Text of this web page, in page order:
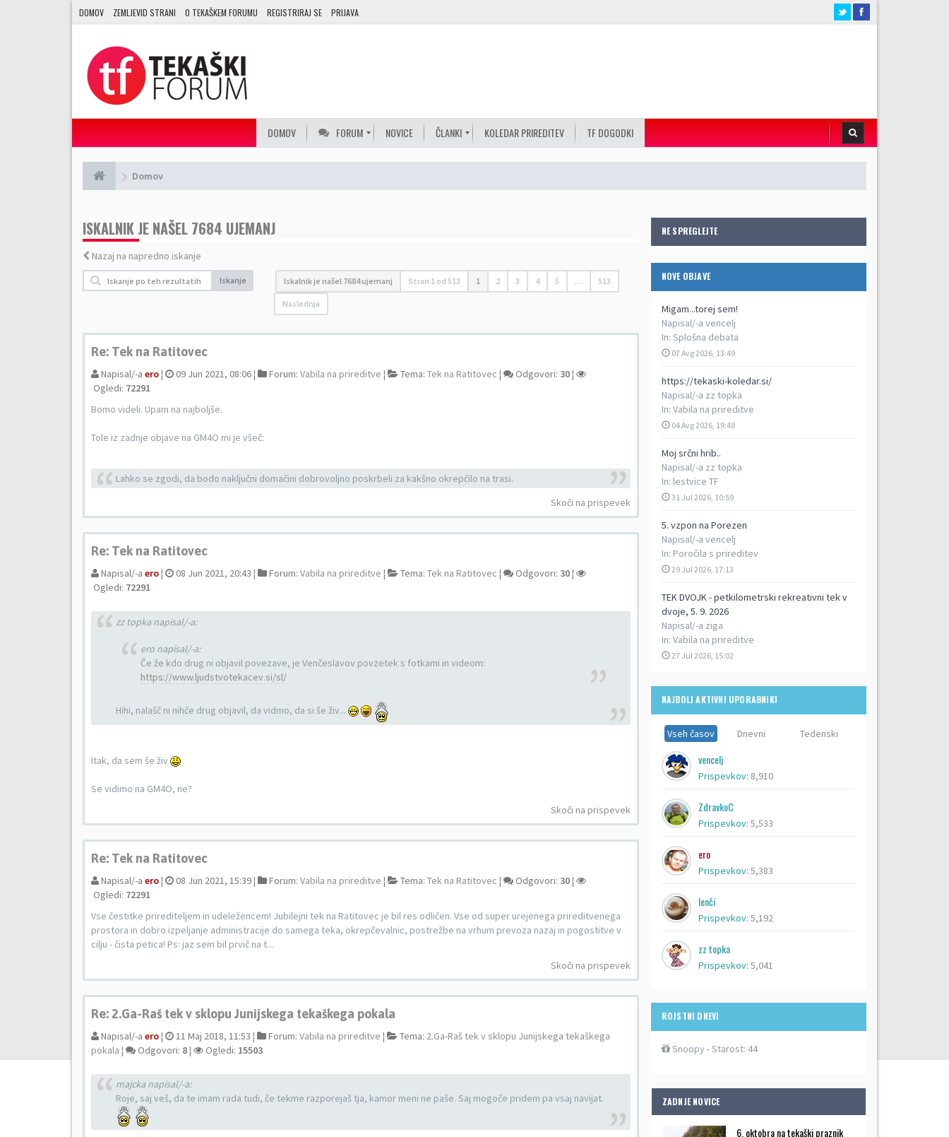
DOMOV ZEMLJEVID STRANI O TEKAŠKEM FORUMU REGISTRIRAJ SE PRIJAVA
DOMOV FORUM NOVICE ČLANKI KOLEDAR PRIREDITEV TF DOGODKI
Domov
NE SPREGLEJTE
NOVE OBJAVE
Migam...torej sem!
Napisal/-a vencelj
In: Splošna debata
07 Avg 2026, 13:49
https://tekaski-koledar.si/
Napisal/-a zz topka
In: Vabila na prireditve
04 Avg 2026, 19:48
Moj srčni hrib..
Napisal/-a zz topka
In: lestvice TF
31 Jul 2026, 10:59
5. vzpon na Porezen
Napisal/-a vencelj
In: Poročila s prireditev
29 Jul 2026, 17:13
TEK DVOJK - petkilometrski rekreativni tek v
dvoje, 5. 9. 2026
Napisal/-a ziga
In: Vabila na prireditve
27 Jul 2026, 15:02
NAJBOLJ AKTIVNI UPORABNIKI
Vseh časov Dnevni Tedenski
vencelj
Prispevkov: 8,910
ZdravkoC
Prispevkov: 5,533
ero
Prispevkov: 5,383
lenči
Prispevkov: 5,192
zz topka
Prispevkov: 5,041
ROJSTNI DNEVI
Snoopy - Starost: 44
ZADNJE NOVICE
6. oktobra na tekaški praznik
ISKALNIK JE NAŠEL 7684 UJEMANJ
Nazaj na napredno iskanje
Iskanje Iskalnik je našel 7684 ujemanj Stran 1od 513 1 2 3 4 5 … 513
Naslednja
Re: Tek na Ratitovec
Napisal/-a ero¦ 09 Jun 2021, 08:06 ¦ Forum: Vabila na prireditve ¦ Tema: Tek na Ratitovec ¦ Odgovori: 30¦
Ogledi: 72291
Bomo videli. Upam na najboljše.
Tole iz zadnje objave na GM4O mi je všeč:
Lahko se zgodi, da bodo naključni domačini dobrovoljno poskrbeli za kakšno okrepčilo na trasi.
Skoči na prispevek
Re: Tek na Ratitovec
Napisal/-a ero¦ 08 Jun 2021, 20:43 ¦ Forum: Vabila na prireditve ¦ Tema: Tek na Ratitovec ¦ Odgovori: 30¦
Ogledi: 72291
zz topka napisal/-a:
ero napisal/-a:
Če že kdo drug ni objavil povezave, je Venčeslavov povzetek s fotkami in videom:
https://www.ljudstvotekacev.si/sl/
Hihi, nalašč ni nihče drug objavil, da vidmo, da si še živ...
Itak, da sem še živ
Se vidimo na GM4O, ne?
Skoči na prispevek
Re: Tek na Ratitovec
Napisal/-a ero¦ 08 Jun 2021, 15:39 ¦ Forum: Vabila na prireditve ¦ Tema: Tek na Ratitovec ¦ Odgovori: 30¦
Ogledi: 72291
Vse čestitke prirediteljem in udeležencem! Jubilejni tek na Ratitovec je bil res odličen. Vse od super urejenega prireditvenega
prostora in dobro izpeljanje administracije do samega teka, okrepčevalnic, postrežbe na vrhum prevoza nazaj in pogostitve v
cilju - čista petica! Ps: jaz sem bil prvič na t...
Skoči na prispevek
Re: 2.Ga-Raš tek v sklopu Junijskega tekaškega pokala
Napisal/-a ero¦ 11 Maj 2018, 11:53 ¦ Forum: Vabila na prireditve ¦ Tema: 2.Ga-Raš tek v sklopu Junijskega tekaškega
pokala ¦ Odgovori: 8¦ Ogledi: 15503
majcka napisal/-a:
Roje, saj veš, da te imam rada tudi, če tekme razporejaš tja, kamor meni ne paše. Saj mogoče pridem pa vsaj navijat.